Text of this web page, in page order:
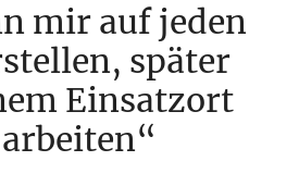
mir auf jeden
später
Einsatzort